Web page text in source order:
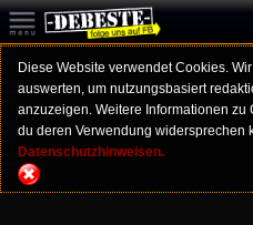
Diese Website verwendet Cookies.
auswerten, um nutzungsbasiert
anzuzeigen. Weitere Informationen
du deren Verwendung widersprechen
Datenschutzhinweisen.